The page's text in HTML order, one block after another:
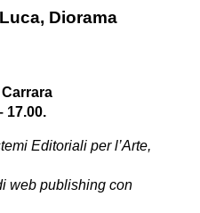
Diorama
17.00.
Editoriali per l’Arte,
web publishing con